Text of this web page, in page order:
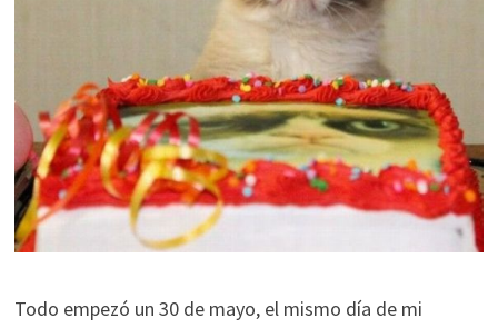
Todo empezó un 30 de mayo, el mismo día de mi